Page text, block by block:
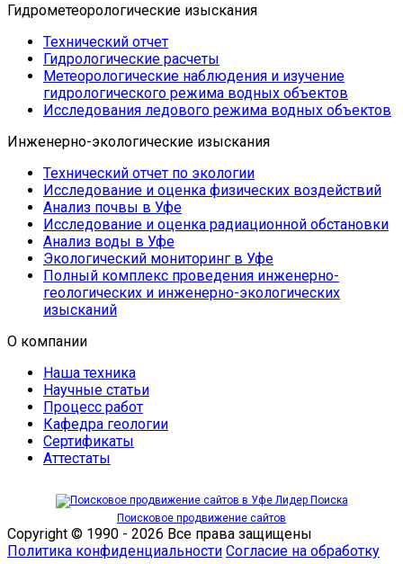
Гидрометеорологические изыскания
Технический отчет
Гидрологические расчеты
Метеорологические наблюдения и изучение
гидрологического режима водных объектов
Исследования ледового режима водных объектов
Инженерно-экологические изыскания
Технический отчет по экологии
Исследование и оценка физических воздействий
Анализ почвы в Уфе
Исследование и оценка радиационной обстановки
Анализ воды в Уфе
Экологический мониторинг в Уфе
Полный комплекс проведения инженерно-
геологических и инженерно-экологических
изысканий
О компании
Наша техника
Научные статьи
Процесс работ
Кафедра геологии
Сертификаты
Аттестаты
Поисковое продвижение сайтов
Copyright © 1990 - 2026 Все права защищены
Политика конфиденциальности Cогласие на обработку